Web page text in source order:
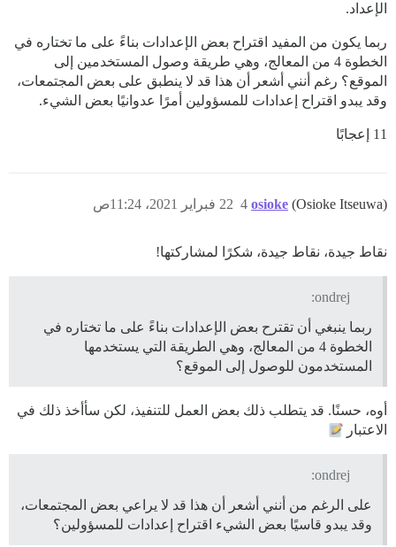
الإعداد.
ربما يكون من المفيد اقتراح بعض الإعدادات بناءً على ما تختاره في
الخطوة 4 من المعالج، وهي طريقة وصول المستخدمين إلى
الموقع؟ رغم أنني أشعر أن هذا قد لا ينطبق على بعض المجتمعات،
وقد يبدو اقتراح إعدادات للمسؤولين أمرًا عدوانيًا بعض الشيء.
11 إعجابًا
osioke (Osioke Itseuwa) 22 فبراير 2021، 11:24ص 4
نقاط جيدة، نقاط جيدة، شكرًا لمشاركتها!
ondrej:
ربما ينبغي أن تقترح بعض الإعدادات بناءً على ما تختاره في
الخطوة 4 من المعالج، وهي الطريقة التي يستخدمها
المستخدمون للوصول إلى الموقع؟
أوه، حسنًا. قد يتطلب ذلك بعض العمل للتنفيذ، لكن سأأخذ ذلك في
الاعتبار
ondrej:
على الرغم من أنني أشعر أن هذا قد لا يراعي بعض المجتمعات،
وقد يبدو قاسيًا بعض الشيء اقتراح إعدادات للمسؤولين؟